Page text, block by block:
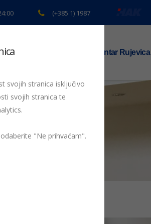
(+385 1) 1987
TS centar Rujevica
svojih stranica isključivo
svojih stranica te
"Ne prihvaćam".